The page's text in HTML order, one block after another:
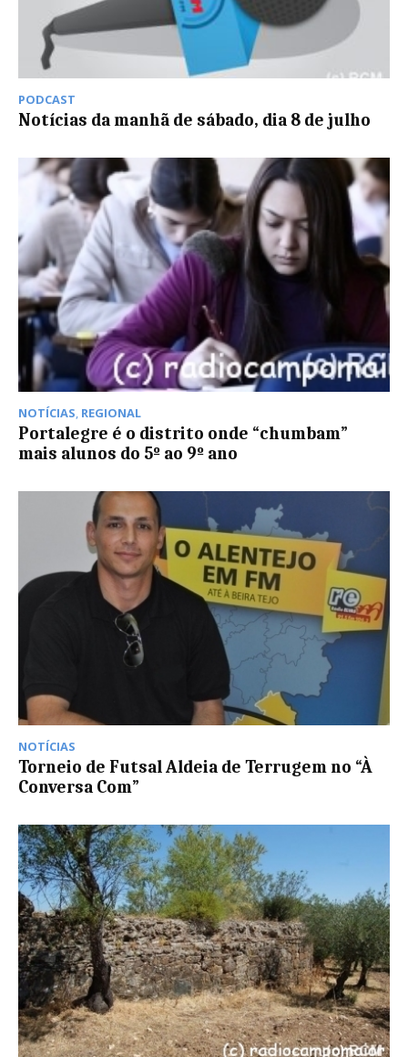
PODCAST
Notícias da manhã de sábado, dia 8 de julho
NOTÍCIAS, REGIONAL
Portalegre é o distrito onde “chumbam”
mais alunos do 5º ao 9º ano
NOTÍCIAS
Torneio de Futsal Aldeia de Terrugem no “À
Conversa Com”